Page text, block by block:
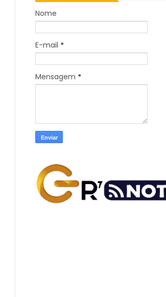
Nome
E-mail *
Mensagem *